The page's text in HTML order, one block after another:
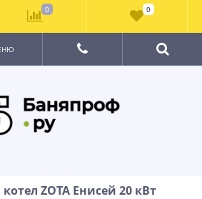
ZOTA Енисей 20 кВт
0 0